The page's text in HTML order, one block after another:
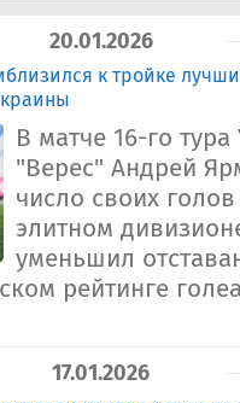
20.01.2026
к тройке
В матче 16-го
"Верес" Андрей
число своих
элитном
уменьшил
рейтинге
17.01.2026